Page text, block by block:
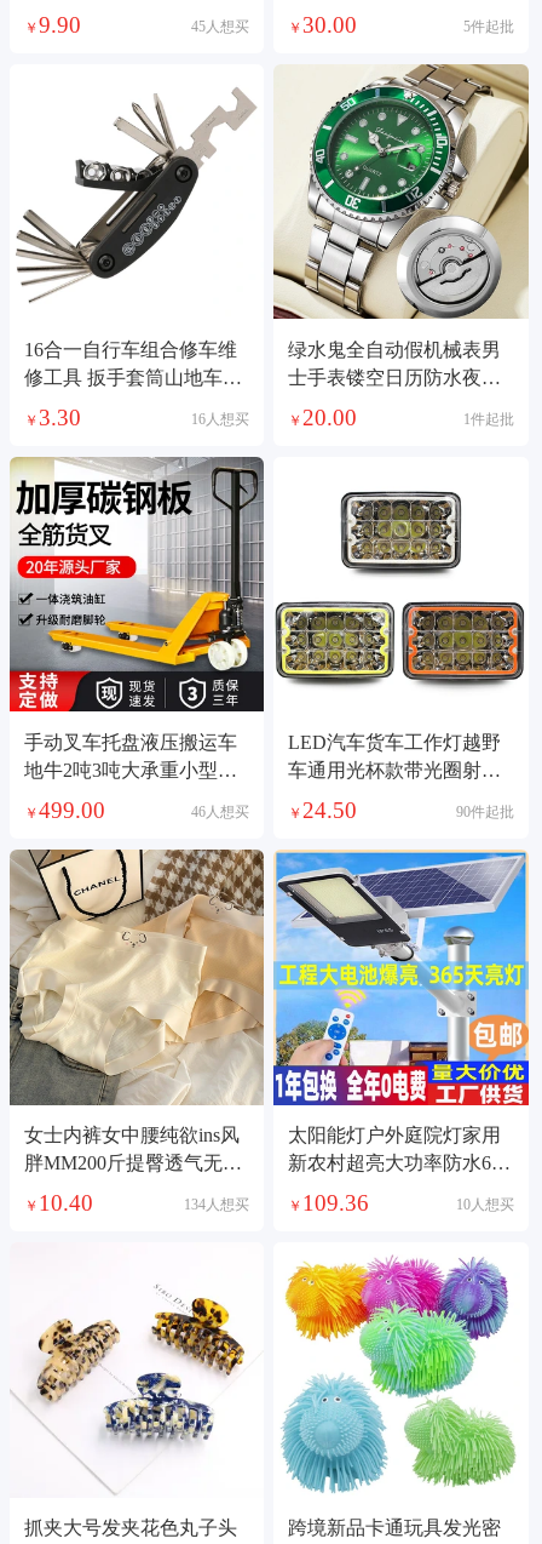
明家用新款投光灯
￥ 9.90 45人想买
防水双头洗墙灯
￥ 30.00 5件起批
16合一自行车组合修车维
修工具 扳手套筒山地车装
备配件
￥ 3.30 16人想买
绿水鬼全自动假机械表男
士手表镂空日历防水夜光
抖音快手一件代发
￥20.00 1件起批
手动叉车托盘液压搬运车
地牛2吨3吨大承重小型液
压装卸车现货直发
￥ 499.00 46人想买
LED汽车货车工作灯越野
车通用光杯款带光圈射灯
摩托车超亮前照灯
￥24.50 90件起批
女士内裤女中腰纯欲ins风
胖MM200斤提臀透气无痕
日系可爱三角裤头
￥ 10.40 134人想买
太阳能灯户外庭院灯家用
新农村超亮大功率防水6米
工程款照明路灯8
￥ 109.36 10人想买
抓夹大号发夹花色丸子头
跨境新品卡通玩具发光密